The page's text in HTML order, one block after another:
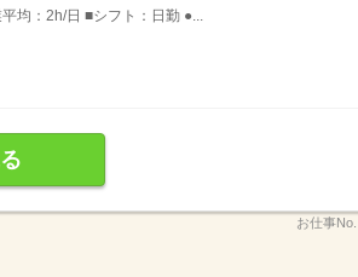
均：2h/日 ■シフト：日勤 ●...
お仕事No.